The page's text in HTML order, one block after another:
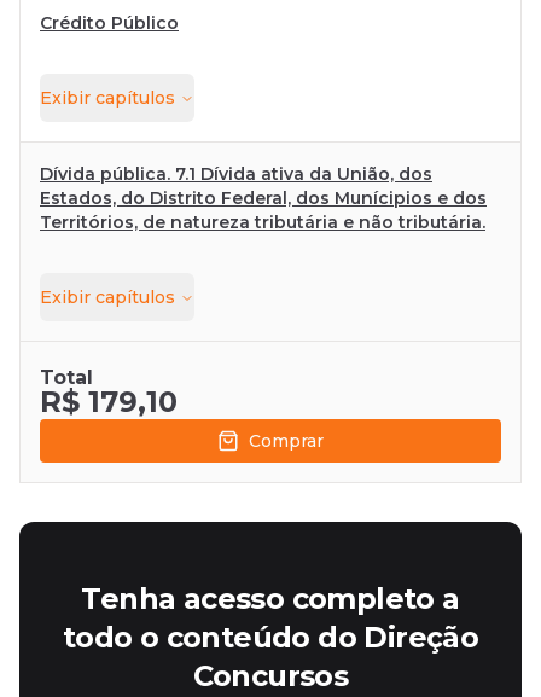
Crédito Público
Exibir capítulos
Dívida pública. 7.1 Dívida ativa da União, dos
Estados, do Distrito Federal, dos Munícipios e dos
Territórios, de natureza tributária e não tributária.
Exibir capítulos
Total
R$ 179,10
Comprar
Tenha acesso completo a
todo o conteúdo do Direção
Concursos